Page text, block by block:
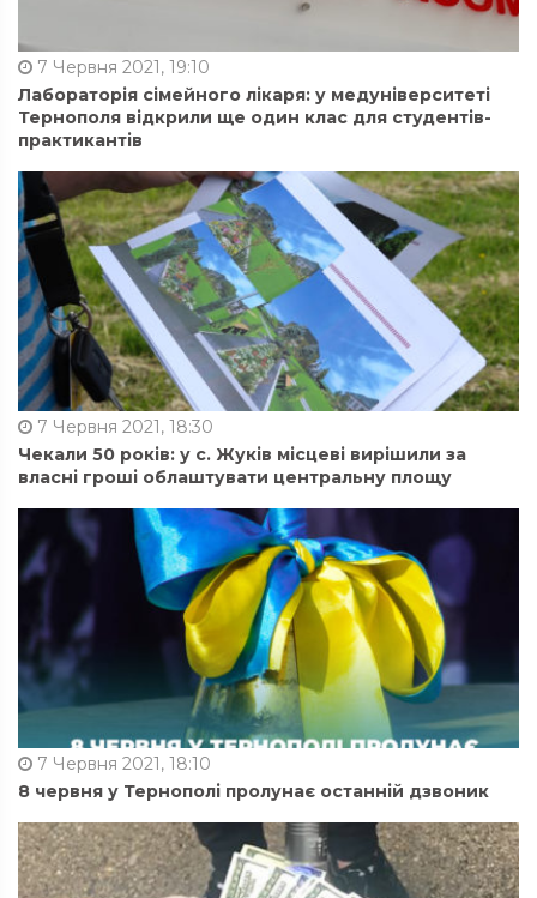
7 Червня 2021, 19:10
Лабораторія сімейного лікаря: у медуніверситеті
Тернополя відкрили ще один клас для студентів-
практикантів
7 Червня 2021, 18:30
Чекали 50 років: у с. Жуків місцеві вирішили за
власні гроші облаштувати центральну площу
7 Червня 2021, 18:10
8 червня у Тернополі пролунає останній дзвоник